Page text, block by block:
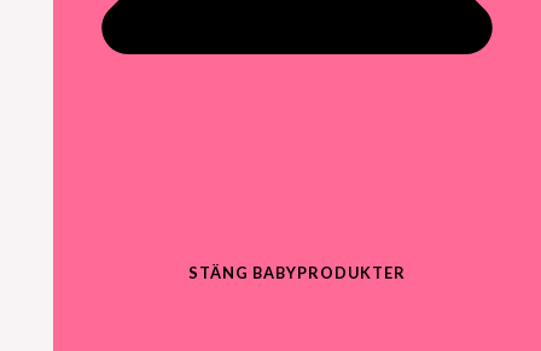
STÄNG BABYPRODUKTER